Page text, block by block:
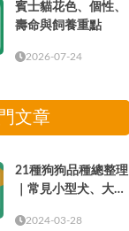
賓士貓花色、個性、
壽命與飼養重點
2026-07-24
文章
21種狗狗品種總整理
｜常見小型犬、大型
2024-03-28